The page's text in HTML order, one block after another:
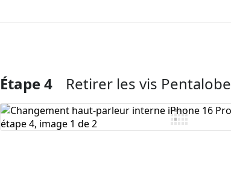
Ajouter un commentaire
Étape 4 Retirer les vis Pentalobe